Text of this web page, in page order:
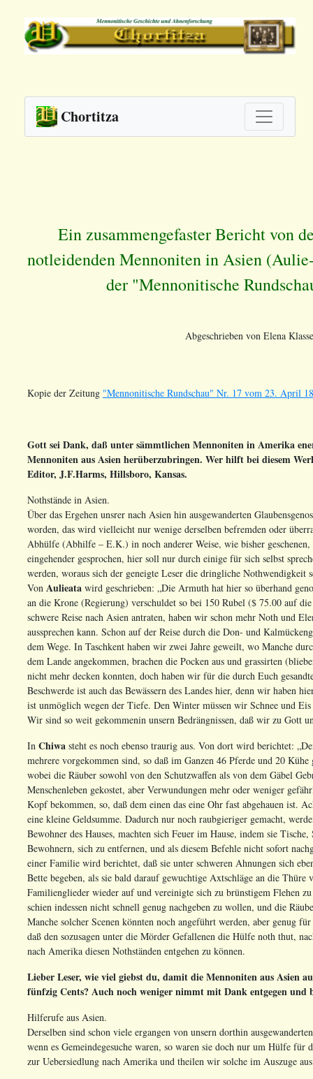
Chortitza
Ein zusammengefaster Bericht von
notleidenden Mennoniten in Asien
der "Mennonitische
Abgeschrieben von Elena
Kopie der Zeitung "Mennonitische Rundschau" Nr. 17 vom 23. April
Gott sei Dank, daß unter sämmtlichen Mennoniten in Amerika
Mennoniten aus Asien herüberzubringen. Wer hilft bei diesem
Editor, J.F.Harms, Hillsboro, Kansas.
Nothstände in Asien.
Über das Ergehen unsrer nach Asien hin ausgewanderten
worden, das wird vielleicht nur wenige derselben befremden oder
Abhülfe (Abhilfe – E.K.) in noch anderer Weise, wie bisher
eingehender gesprochen, hier soll nur durch einige für sich selbst
werden, woraus sich der geneigte Leser die dringliche Nothwendigkeit
Von Aulieata wird geschrieben: „Die Armuth hat hier so überhand
an die Krone (Regierung) verschuldet so bei 150 Rubel ($ 75.00 auf
schwere Reise nach Asien antraten, haben wir schon mehr Noth und
aussprechen kann. Schon auf der Reise durch die Don- und
dem Wege. In Taschkent haben wir zwei Jahre geweilt, wo Manche
dem Lande angekommen, brachen die Pocken aus und grassirten
nicht mehr decken konnten, doch haben wir für die durch Euch
Beschwerde ist auch das Bewässern des Landes hier, denn wir haben
ist unmöglich wegen der Tiefe. Den Winter müssen wir Schnee und
Wir sind so weit gekommenin unsern Bedrängnissen, daß wir zu Gott
In Chiwa steht es noch ebenso traurig aus. Von dort wird berichtet:
mehrere vorgekommen sind, so daß im Ganzen 46 Pferde und 20
wobei die Räuber sowohl von den Schutzwaffen als von dem Gäbel
Menschenleben gekostet, aber Verwundungen mehr oder weniger
Kopf bekommen, so, daß dem einen das eine Ohr fast abgehauen ist.
eine kleine Geldsumme. Dadurch nur noch raubgieriger gemacht,
Bewohner des Hauses, machten sich Feuer im Hause, indem sie
Bewohnern, sich zu entfernen, und als diesem Befehle nicht sofort
einer Familie wird berichtet, daß sie unter schweren Ahnungen sich
Bette begeben, als sie bald darauf gewuchtige Axtschläge an die
Familienglieder wieder auf und vereinigte sich zu brünstigem Flehen
schien indessen nicht schnell genug nachgeben zu wollen, und die
Manche solcher Scenen könnten noch angeführt werden, aber genug
daß den sozusagen unter die Mörder Gefallenen die Hülfe noth thut,
nach Amerika diesen Nothständen entgehen zu können.
Lieber Leser, wie viel giebst du, damit die Mennoniten aus Asien
fünfzig Cents? Auch noch weniger nimmt mit Dank entgegen und
Hilferufe aus Asien.
Derselben sind schon viele ergangen von unsern dorthin
wenn es Gemeindegesuche waren, so waren sie doch nur um Hülfe
zur Uebersiedlung nach Amerika und theilen wir solche im Auszuge